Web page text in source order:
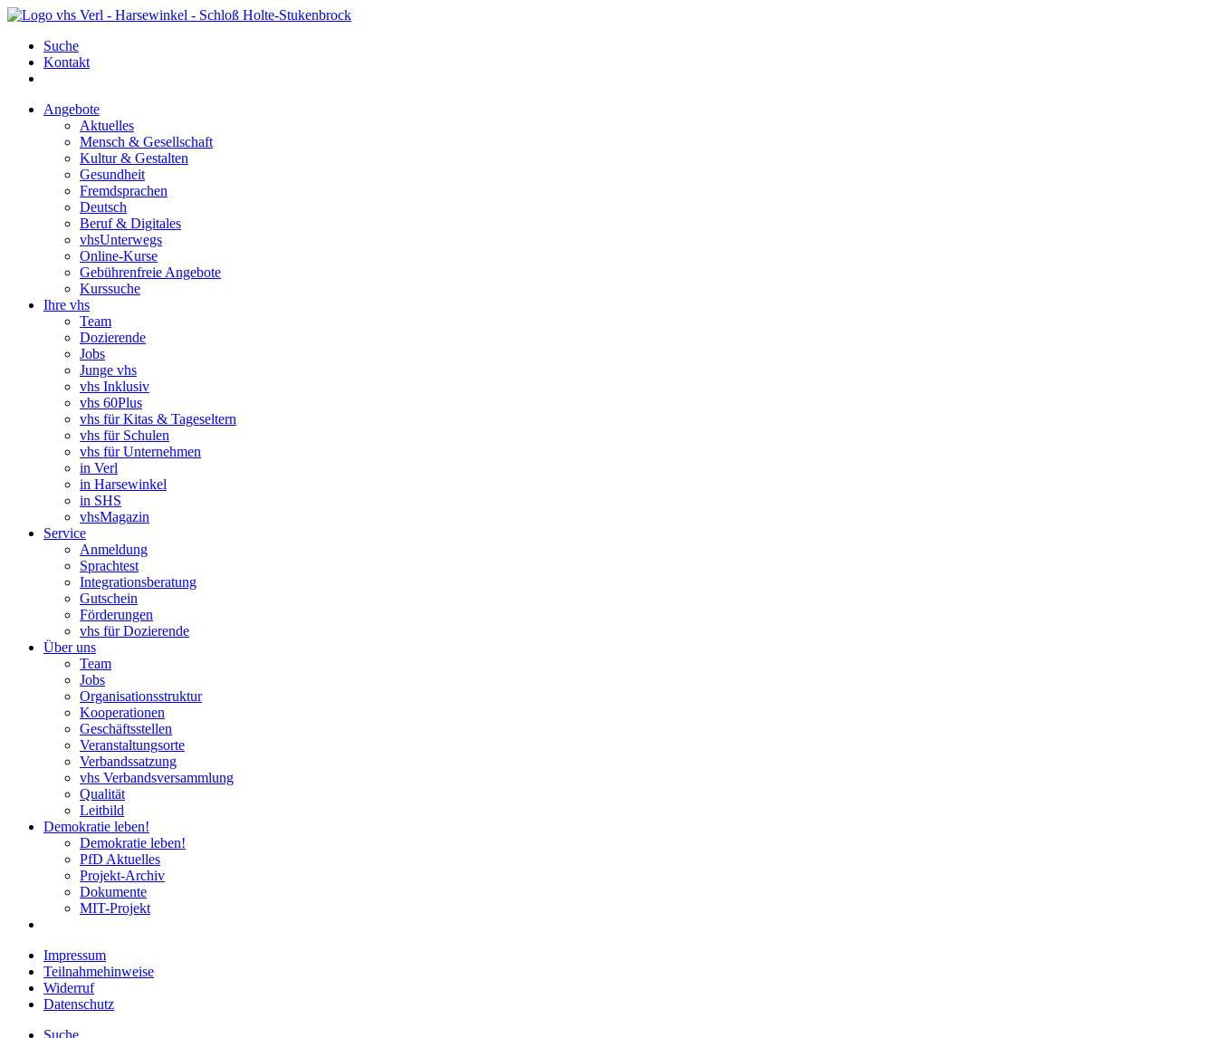
Suche
Kontakt
Angebote
Aktuelles
Mensch & Gesellschaft
Kultur & Gestalten
Gesundheit
Fremdsprachen
Deutsch
Beruf & Digitales
vhsUnterwegs
Online-Kurse
Gebührenfreie Angebote
Kurssuche
Ihre vhs
Team
Dozierende
Jobs
Junge vhs
vhs Inklusiv
vhs 60Plus
vhs für Kitas & Tageseltern
vhs für Schulen
vhs für Unternehmen
in Verl
in Harsewinkel
in SHS
vhsMagazin
Service
Anmeldung
Sprachtest
Integrationsberatung
Gutschein
Förderungen
vhs für Dozierende
Über uns
Team
Jobs
Organisationsstruktur
Kooperationen
Geschäftsstellen
Veranstaltungsorte
Verbandssatzung
vhs Verbandsversammlung
Qualität
Leitbild
Demokratie leben!
Demokratie leben!
PfD Aktuelles
Projekt-Archiv
Dokumente
MIT-Projekt
Impressum
Teilnahmehinweise
Widerruf
Datenschutz
Suche